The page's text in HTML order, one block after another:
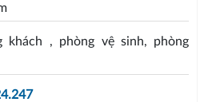
khách , phòng vệ sinh, phòng